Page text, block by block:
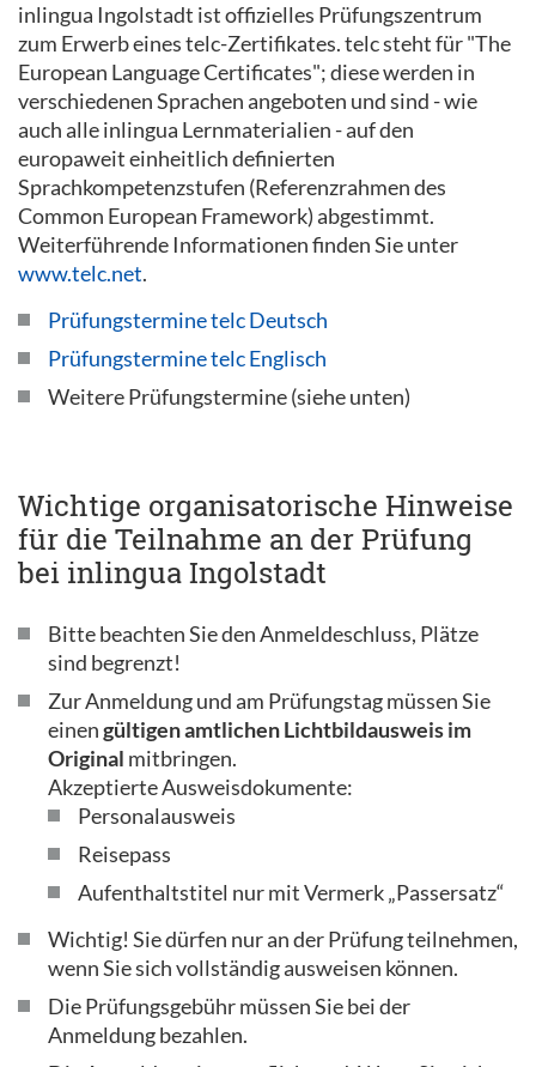
inlingua Ingolstadt ist offizielles Prüfungszentrum
zum Erwerb eines telc-Zertifikates. telc steht für "The
European Language Certificates"; diese werden in
verschiedenen Sprachen angeboten und sind - wie
auch alle inlingua Lernmaterialien - auf den
europaweit einheitlich definierten
Sprachkompetenzstufen (Referenzrahmen des
Common European Framework) abgestimmt.
Weiterführende Informationen finden Sie unter
www.telc.net.
Prüfungstermine telc Deutsch
Prüfungstermine telc Englisch
Weitere Prüfungstermine (siehe unten)
Wichtige organisatorische Hinweise
für die Teilnahme an der Prüfung
bei inlingua Ingolstadt
Bitte beachten Sie den Anmeldeschluss, Plätze
sind begrenzt!
Zur Anmeldung und am Prüfungstag müssen Sie
einengültigen amtlichen Lichtbildausweis im
Original mitbringen.
Akzeptierte Ausweisdokumente:
Personalausweis
Reisepass
Aufenthaltstitel nur mit Vermerk „Passersatz“
Wichtig! Sie dürfen nur an der Prüfung teilnehmen,
wenn Sie sich vollständig ausweisen können.
Die Prüfungsgebühr müssen Sie bei der
Anmeldung bezahlen.